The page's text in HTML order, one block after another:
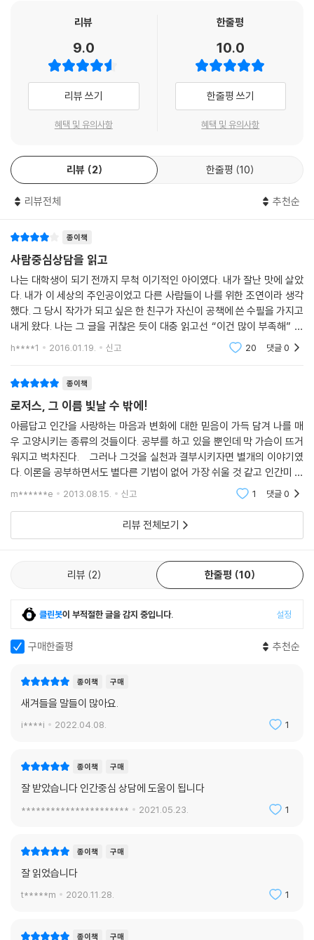
리뷰
9.0
리뷰 쓰기
혜택 및 유의사항
한줄평
10.0
한줄평 쓰기
혜택 및 유의사항
리뷰 2 한줄평 10
리뷰전체 추천순
종이책
사람중심상담을 읽고
나는 대학생이 되기 전까지 무척 이기적인 아이였다. 내가 잘난 맛에 살았
다. 내가 이 세상의 주인공이었고 다른 사람들이 나를 위한 조연이라 생각
했다. 그 당시 작가가 되고 싶은 한 친구가 자신이 공책에 쓴 수필을 가지고
내게 왔다. 나는 그 글을 귀찮은 듯이 대충 읽고선 “이건 많이 부족해” 했
다. 그러자 그 친구는 그 수필을 내가 보는 앞에서 차가운 표정으로 찢어버
h****1 2016.01.19. 신고 20 댓글0
종이책
로저스, 그 이름 빛날 수 밖에!
아름답고 인간을 사랑하는 마음과 변화에 대한 믿음이 가득 담겨 나를 매
우 고양시키는 종류의 것들이다. 공부를 하고 있을 뿐인데 막 가슴이 뜨거
워지고 벅차진다. 그러나 그것을 실천과 결부시키자면 별개의 이야기였
다. 이론을 공부하면서도 별다른 기법이 없어 가장 쉬울 것 같고 인간미 넘
쳐 가장 마음에 든다고 생각했었지만 그 기법 없이도 치유하는 상담이
m******e 2013.08.15. 신고 1 댓글0
리뷰 전체보기
리뷰 2 한줄평 10
클린봇이 부적절한 글을 감지 중입니다. 설정
구매한줄평 추천순
종이책 구매
새겨들을 말들이 많아요.
i****i 2022.04.08. 1
종이책 구매
잘 받았습니다 인간중심 상담에 도움이 됩니다
********************** 2021.05.23. 1
종이책 구매
잘 읽었습니다
t*****m 2020.11.28. 1
종이책 구매